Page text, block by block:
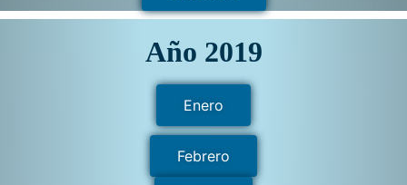
Año 2019
Enero
Febrero